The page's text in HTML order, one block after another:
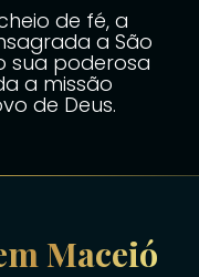
de fé, a
a São
sua poderosa
a missão
de Deus.
Maceió